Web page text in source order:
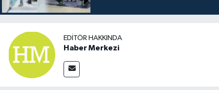
EDITÖR HAKKINDA
Haber Merkezi